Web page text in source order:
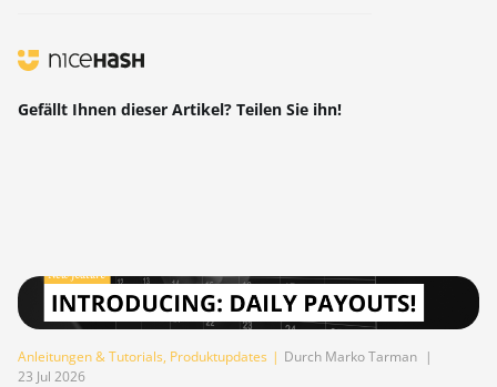
Gefällt Ihnen dieser Artikel? Teilen Sie ihn!
Anleitungen & Tutorials, Produktupdates | Durch Marko Tarman |
23 Jul 2026